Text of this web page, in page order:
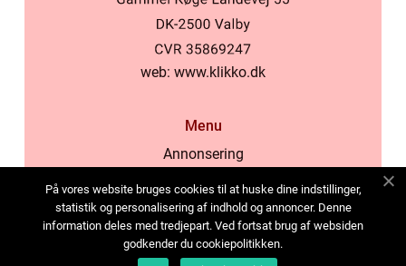
web: www.klikko.dk
Menu
Annonsering
Cookies
Kontakta oss
Sitemap
På vores website bruges cookies til at huske dine indstillinger,
statistik og personalisering af indhold og annoncer. Denne
information deles med tredjepart. Ved fortsat brug af websiden
godkender du cookiepolitikken.